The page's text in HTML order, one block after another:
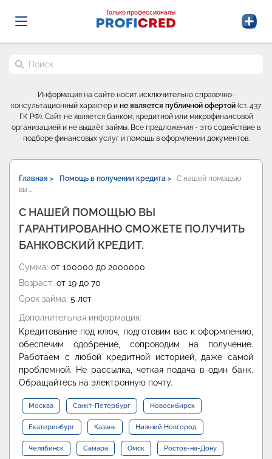
Probrokery - Только профессионалы
Только профессионалы
Поиск по сайту
Информация на сайте носит исключительно справочно-
консультационный характер и не является публичной офертой (ст. 437
ГК РФ). Сайт не является банком, кредитной или микрофинансовой
организацией и не выдаёт займы. Все предложения - это содействие в
подборе финансовых услуг и помощь в оформлении документов.
Главная > Помощь в получении кредита >
С нашей помощью
вы …
С НАШЕЙ ПОМОЩЬЮ ВЫ
ГАРАНТИРОВАННО СМОЖЕТЕ ПОЛУЧИТЬ
БАНКОВСКИЙ КРЕДИТ.
Сумма: от 100000 до 2000000
Возраст: от 19 до 70
Срок займа: 5 лет
Дополнительная информация:
Кредитование под ключ, подготовим вас к оформлению,
обеспечим одобрение, сопроводим на получение.
Работаем с любой кредитной историей, даже самой
проблемной. Не рассылка, четкая подача в один банк.
Обращайтесь на электронную почту.
Москва Санкт-Петербург Новосибирск
Екатеринбург Казань Нижний Новгород
Челябинск Самара Омск Ростов-на-Дону